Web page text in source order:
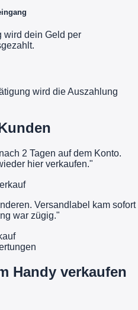
wird dein Geld per
wird die Auszahlung
2 Tagen auf dem Konto.
hier verkaufen."
Versandlabel kam sofort
war zügig."
Handy verkaufen